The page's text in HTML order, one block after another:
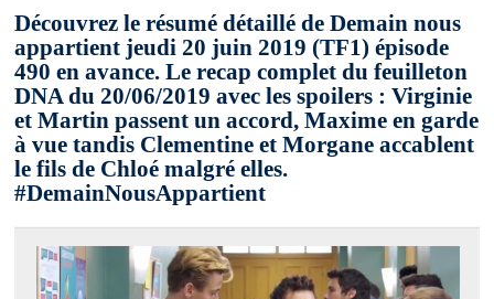
Découvrez le résumé détaillé de Demain nous
appartient jeudi 20 juin 2019 (TF1) épisode
490 en avance. Le recap complet du feuilleton
DNA du 20/06/2019 avec les spoilers : Virginie
et Martin passent un accord, Maxime en garde
à vue tandis Clementine et Morgane accablent
le fils de Chloé malgré elles.
#DemainNousAppartient